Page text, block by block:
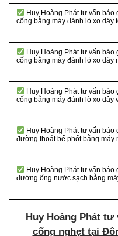
Huy Hoàng Phát tư vấn báo
cống bằng máy đánh lò xo dây
Huy Hoàng Phát tư vấn báo
cống bằng máy đánh lò xo dây
Huy Hoàng Phát tư vấn báo
cống bằng máy đánh lò xo dây
Huy Hoàng Phát tư vấn báo
đường thoát bể phốt bằng máy
Huy Hoàng Phát tư vấn báo
đường ống nước sạch bằng
Huy Hoàng Phát
cống nghẹt tại